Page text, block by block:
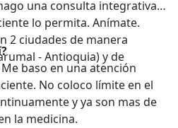
una consulta integrativa
permita. Anímate.
de manera
- Antioquia) y de
la medicina.